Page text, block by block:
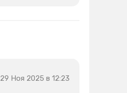
29 Ноя 2025 в 12:23